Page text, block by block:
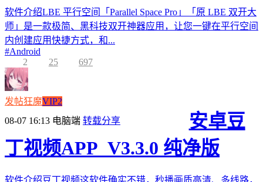
软件介绍LBE 平行空间「Parallel Space Pro」「原 LBE 双开大
师」是一款极简、黑科技双开神器应用，让您一键在平行空间
内创建应用快捷方式，和...
#Android
2
25 697
发帖狂魔VIP2
08-07 16:13 电脑端 转载分享
安卓豆
丁视频APP_V3.3.0 纯净版